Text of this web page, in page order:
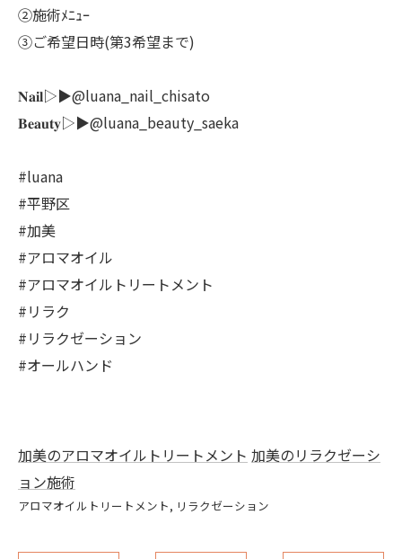
②施術ﾒﾆｭｰ
③ご希望日時(第3希望まで)
𝐍𝐚𝐢𝐥▷▶@luana_nail_chisato
𝐁𝐞𝐚𝐮𝐭𝐲▷▶@luana_beauty_saeka
#luana
#平野区
#加美
#アロマオイル
#アロマオイルトリートメント
#リラク
#リラクゼーション
#オールハンド
加美のアロマオイルトリートメント 加美のリラクゼーシ
ョン施術
アロマオイルトリートメント リラクゼーション